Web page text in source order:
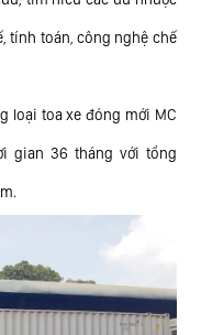
tính toán, công nghệ chế
loại toa xe đóng mới MC
gian 36 tháng với tổng